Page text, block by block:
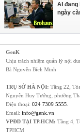
AI đang
ngày
GenK
Chịu trách nhiệm quản lý nội
Bà Nguyễn Bích Minh
TRỤ SỞ HÀ NỘI: Tầng 22,
Nguyễn Huy Tưởng, phường
Điện thoại: 024 7309 5555
Email: info@genk.vn
VPĐD TẠI TP.HCM: Tầng 4,
TPHCM